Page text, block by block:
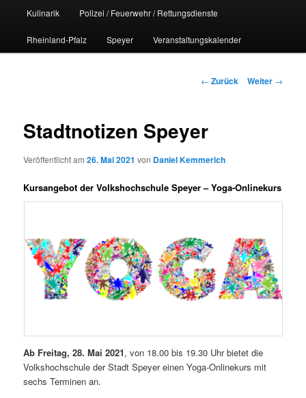
Kulinarik Polizei / Feuerwehr / Rettungsdienste
Rheinland-Pfalz Speyer Veranstaltungskalender
Beitrags-
← Zurück Weiter →
Stadtnotizen Speyer
Veröffentlicht am26. Mai 2021 von Daniel Kemmerich
Kursangebot der Volkshochschule Speyer – Yoga-Onlinekurs
Ab Freitag, 28. Mai 2021, von 18.00 bis 19.30 Uhr bietet die
Volkshochschule der Stadt Speyer einen Yoga-Onlinekurs mit
sechs Terminen an.